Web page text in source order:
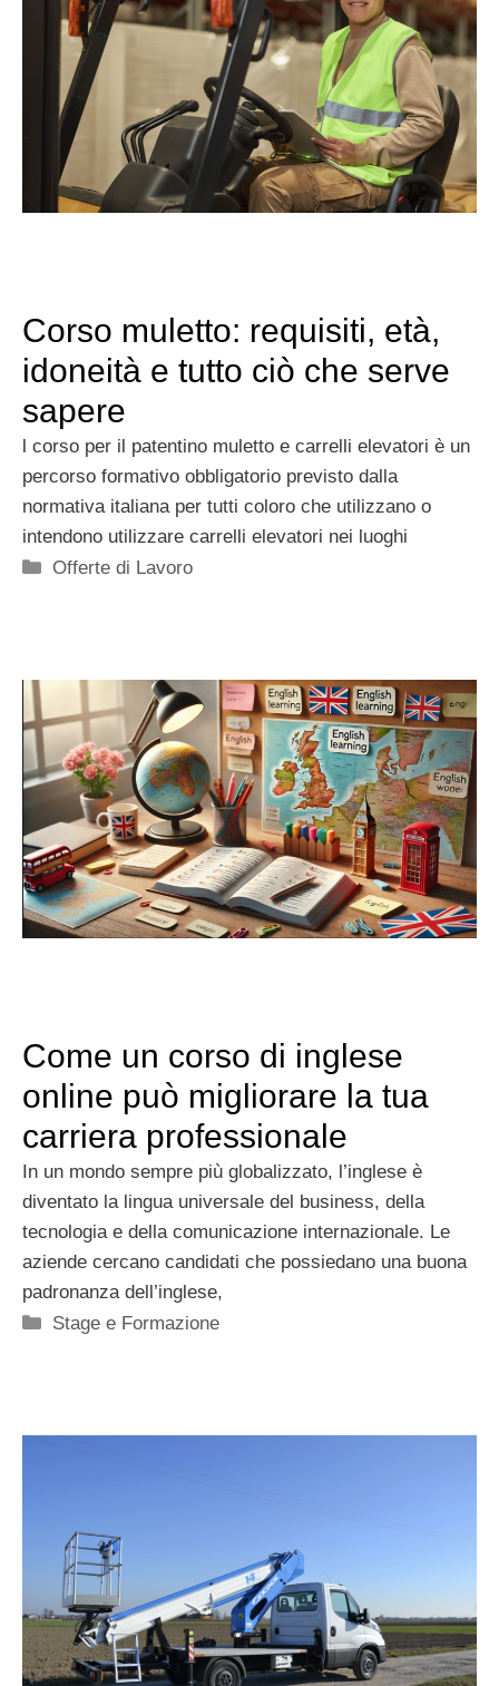
Corso muletto: requisiti, età,
idoneità e tutto ciò che serve
sapere
l corso per il patentino muletto e carrelli elevatori è un
percorso formativo obbligatorio previsto dalla
normativa italiana per tutti coloro che utilizzano o
intendono utilizzare carrelli elevatori nei luoghi
Categorie
Offerte di Lavoro
Come un corso di inglese
online può migliorare la tua
carriera professionale
In un mondo sempre più globalizzato, l’inglese è
diventato la lingua universale del business, della
tecnologia e della comunicazione internazionale. Le
aziende cercano candidati che possiedano una buona
padronanza dell’inglese,
Categorie
Stage e Formazione